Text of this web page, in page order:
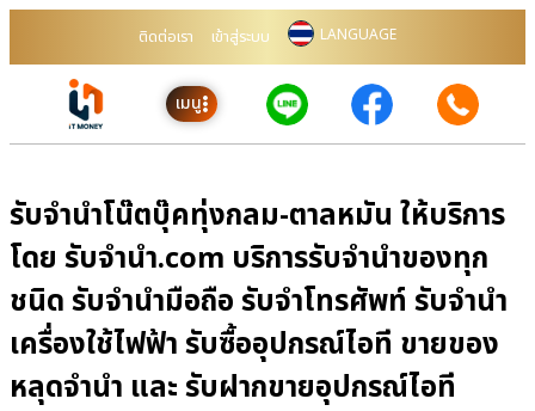
ติดต่อเรา เข้าสู่ระบบ LANGUAGE
เมนู
รับจำนำโน๊ตบุ๊คทุ่งกลม-ตาลหมัน ให้บริการ
โดย รับจํานํา.com บริการรับจำนำของทุก
ชนิด รับจำนำมือถือ รับจำโทรศัพท์ รับจำนำ
เครื่องใช้ไฟฟ้า รับซื้ออุปกรณ์ไอที ขายของ
หลุดจำนำ และ รับฝากขายอุปกรณ์ไอที